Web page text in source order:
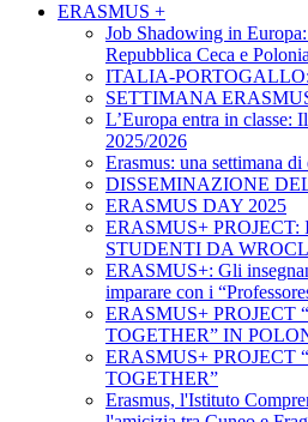
ERASMUS +
Job Shadowing in
Repubblica Ceca e Polonia
ITALIA-
SETTIMANA
L’Europa entra in classe:
2025/2026
Erasmus: una settimana
DISSEMINAZIONE
ERASMUS DAY 2025
ERASMUS+
STUDENTI DA
ERASMUS+: Gli
imparare con i
ERASMUS+ PROJECT
TOGETHER” IN
ERASMUS+ PROJECT
TOGETHER”
Erasmus, l'Istituto